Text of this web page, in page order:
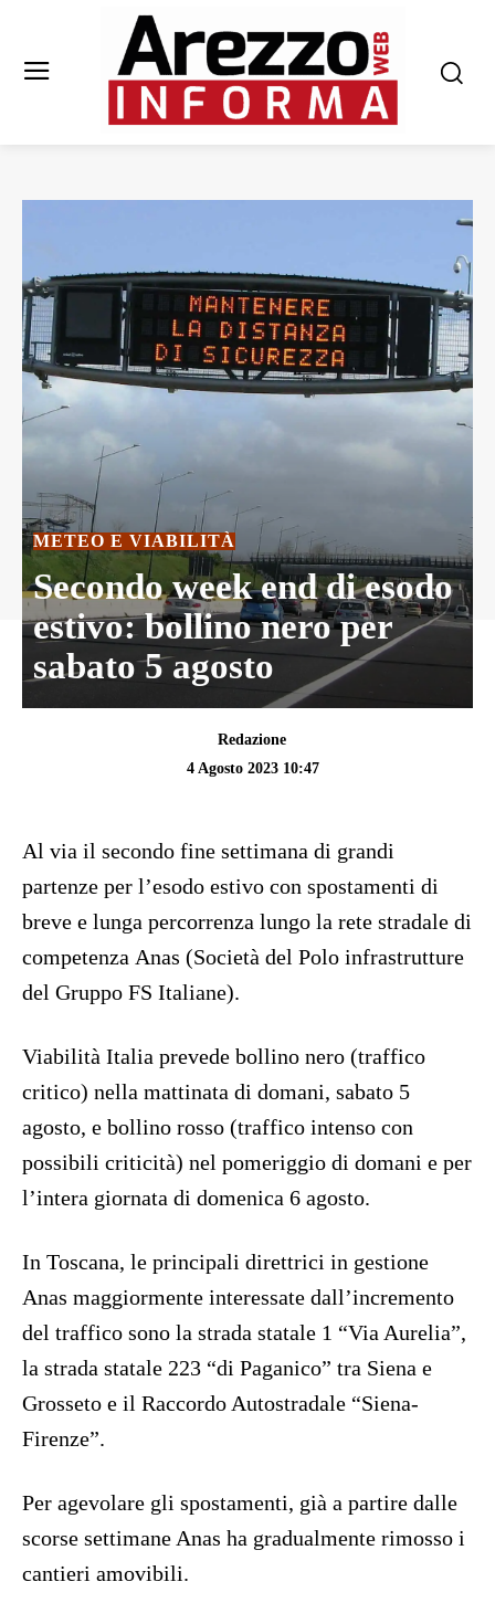
METEO E VIABILITÀ
Secondo week end di esodo
estivo: bollino nero per
sabato 5 agosto
Redazione
4 Agosto 2023 10:47
Al via il secondo fine settimana di grandi
partenze per l’esodo estivo con spostamenti di
breve e lunga percorrenza lungo la rete stradale di
competenza Anas (Società del Polo infrastrutture
del Gruppo FS Italiane).
Viabilità Italia prevede bollino nero (traffico
critico) nella mattinata di domani, sabato 5
agosto, e bollino rosso (traffico intenso con
possibili criticità) nel pomeriggio di domani e per
l’intera giornata di domenica 6 agosto.
In Toscana, le principali direttrici in gestione
Anas maggiormente interessate dall’incremento
del traffico sono la strada statale 1 “Via Aurelia”,
la strada statale 223 “di Paganico” tra Siena e
Grosseto e il Raccordo Autostradale “Siena-
Firenze”.
Per agevolare gli spostamenti, già a partire dalle
scorse settimane Anas ha gradualmente rimosso i
cantieri amovibili.